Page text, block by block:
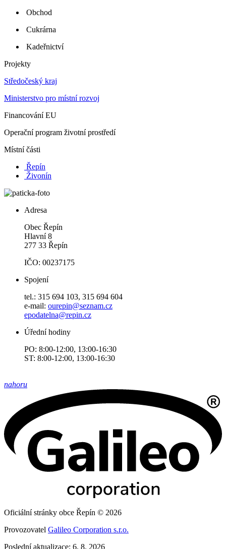
Obchod
Cukrárna
Kadeřnictví
Projekty
Středočeský kraj
Ministerstvo pro místní rozvoj
Financování EU
Operační program životní prostředí
Místní části
Řepín
Živonín
Adresa
Obec Řepín
Hlavní 8
277 33 Řepín
IČO: 00237175
Spojení
tel.: 315 694 103, 315 694 604
e-mail: ourepin@seznam.cz
epodatelna@repin.cz
Úřední hodiny
PO: 8:00-12:00, 13:00-16:30
ST: 8:00-12:00, 13:00-16:30
nahoru
Oficiální stránky obce Řepín © 2026
Provozovatel Galileo Corporation s.r.o.
Poslední aktualizace: 6. 8. 2026